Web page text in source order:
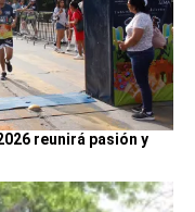
reunirá pasión y